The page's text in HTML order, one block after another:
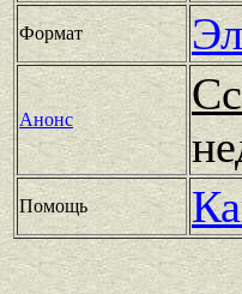
Формат
Анонс
Помощь